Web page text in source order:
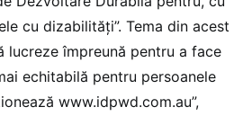
cu dizabilităţi”. Tema din acest
lucreze împreună pentru a face
echitabilă pentru persoanele
www.idpwd.com.au”,